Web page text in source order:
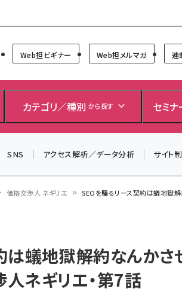
Forum
Web担ビギナー Web担メルマガ 連
カテゴリ／種別 から探す セミ
SNS アクセス解析／データ分析 サイト
価格交渉人 ネギリエ SEOを騙るリース契約は蟻地獄――
蟻地獄――解約なんかさ
人ネギリエ・第7話